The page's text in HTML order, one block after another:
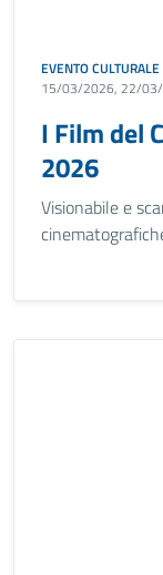
EVENTO CULTURALE
15/03/2026, 22/
I Film del
2026
Visionabile e